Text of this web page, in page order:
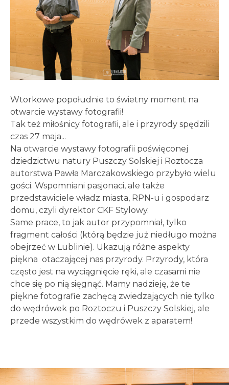
Wtorkowe popołudnie to świetny moment na
otwarcie wystawy fotografii!
Tak też miłośnicy fotografii, ale i przyrody spędzili
czas 27 maja...
Na otwarcie wystawy fotografii poświęconej
dziedzictwu natury Puszczy Solskiej i Roztocza
autorstwa Pawła Marczakowskiego przybyło wielu
gości. Wspomniani pasjonaci, ale także
przedstawiciele władz miasta, RPN-u i gospodarz
domu, czyli dyrektor CKF Stylowy.
Same prace, to jak autor przypomniał, tylko
fragment całości (którą będzie już niedługo można
obejrzeć w Lublinie). Ukazują różne aspekty
piękna otaczającej nas przyrody. Przyrody, która
często jest na wyciągnięcie ręki, ale czasami nie
chce się po nią sięgnąć. Mamy nadzieję, że te
piękne fotografie zachęcą zwiedzających nie tylko
do wędrówek po Roztoczu i Puszczy Solskiej, ale
przede wszystkim do wędrówek z aparatem!